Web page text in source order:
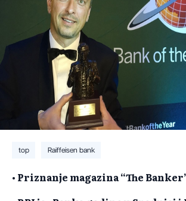
top Raiffeisen bank
• Priznanje magazina “The